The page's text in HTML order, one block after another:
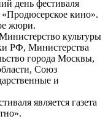
день фестиваля
кино».
жюри.
культуры
РФ, Министерства
города Москвы,
Союз
и
является газета